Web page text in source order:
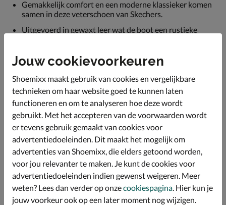
Gemakkelijk comfort en een moderne klassieker komen
samen in deze veterschoen van Skechers.
Uitgevoerd in gewaxt leer wat de boot een rustieke
De binnenkant is gevoerd met textiel een heeft een
gewatteerde hielkraag voor extra comfort.
Voorzien van een Skechers Air Cooled Memory
Foam®-binnenzool. Deze biedt optimale demping bij
iedere stap.
Bevat een duurzame Goodyear® Performance-
buitenzool voor een betere grip, stabiliteit en
duurzaamheid.
Specificaties
Over Skechers
Jouw cookievoorkeuren
Shoemixx maakt gebruik van cookies en vergelijkbare
technieken om haar website goed te kunnen laten
functioneren en om te analyseren hoe deze wordt
gebruikt. Met het accepteren van de voorwaarden wordt
er tevens gebruik gemaakt van cookies voor
advertentiedoeleinden. Dit maakt het mogelijk om
advertenties van Shoemixx, die elders getoond worden,
voor jou relevanter te maken. Je kunt de cookies voor
advertentiedoeleinden indien gewenst weigeren. Meer
weten? Lees dan verder op onzecookiespagina . Hier kun je
jouw voorkeur ook op een later moment nog wijzigen.